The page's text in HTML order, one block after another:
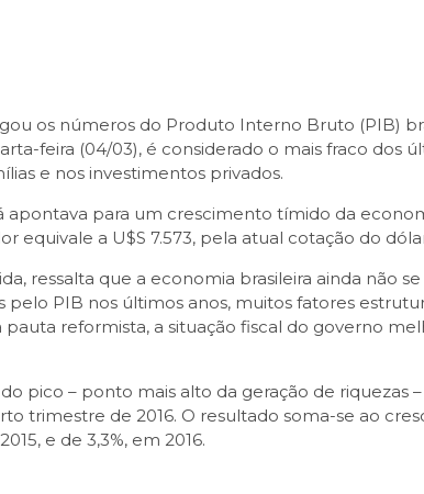
os números do Produto Interno Bruto (PIB)
feira (04/03), é considerado o mais fraco dos
e nos investimentos privados.
para um crescimento tímido da
equivale a U$S 7.573, pela atual cotação do
ressalta que a economia brasileira ainda não
pelo PIB nos últimos anos, muitos fatores
reformista, a situação fiscal do governo
pico – ponto mais alto da geração de
trimestre de 2016. O resultado soma-se ao
e de 3,3%, em 2016.